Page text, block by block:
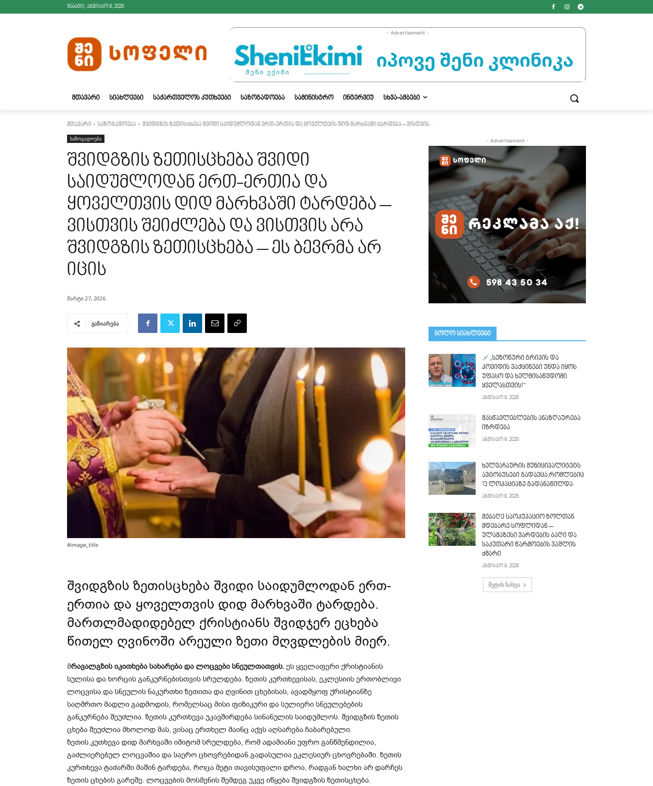
შაბათი, აგვისტო 8, 2026
- Advertisement -
ᲛᲗᲐᲕᲐᲠᲘ ᲡᲘᲐᲮᲚᲔᲔᲑᲘ ᲡᲐᲥᲐᲠᲗᲕᲔᲚᲝᲡ ᲙᲣᲗᲮᲔᲔᲑᲘ ᲡᲐᲖᲝᲒᲐᲓᲝᲔᲑᲐ ᲡᲐᲛᲘᲜᲘᲡᲢᲠᲝ ᲘᲜᲢᲔᲠᲕᲘᲣ ᲡᲮᲕᲐ-ᲐᲛᲑᲔᲑᲘ
მთავარი საზოგადოება შვიდგზის ზეთისცხება შვიდი საიდუმლოდან ერთ-ერთია და ყოველთვის დიდ მარხვაში ტარდება – ვისთვის...
საზოგადოება
შვიდგზის ზეთისცხება შვიდი
საიდუმლოდან ერთ-ერთია და
ყოველთვის დიდ მარხვაში ტარდება –
ვისთვის შეიძლება და ვისთვის არა
შვიდგზის ზეთისცხება – ეს ბევრმა არ
იცის
მარტი 27, 2026
გაზიარება
#image_title
შვიდგზის ზეთისცხება შვიდი საიდუმლოდან ერთ-
ერთია და ყოველთვის დიდ მარხვაში ტარდება.
მართლმადიდებელ ქრისტიანს შვიდჯერ ეცხება
წითელ ღვინოში არეული ზეთი მღვდლების მიერ.
მრავალგზის იკითხება სახარება და ლოცვები სნეულთათვის. ეს ყველაფერი ქრისტიანის
სულისა და ხორცის განკურნებისთვის სრულდება. ზეთის კურთხევისას, ეკლესიის ერთობლივი
ლოცვისა და სნეულის ნაკურთხი ზეთითა და ღვინით ცხებისას, ავადმყოფ ქრისტიანზე
საღმრთო მადლი გადმოდის, რომელსაც მისი ფიზიკური და სულიერი სნეულებების
განკურნება შეუძლია. ზეთის კურთხევა უკავშირდება სინანულის საიდუმლოს. შვიდგზის ზეთის
ცხება შეუძლია მხოლოდ მას, ვისაც ერთხელ მაინც აქვს აღსარება ჩაბარებული.
ზეთის კუთხევა დიდ მარხვაში იმიტომ სრულდება, რომ ადამიანი უფრო განწმენდილია,
გაძლიერებულ ლოცვაშია და საერო ცხოვრებიდან გადასულია ეკლესიურ ცხოვრებაში. ზეთის
კურთხევა ტაძარში მაშინ ტარდება, როცა მეტი თავისუფალი დროა, რადგან ხალხი არ დარჩეს
ზეთის ცხების გარეშე. ლოცვების მოსმენის შემდეგ უკვე იწყება შვიდგზის ზეთისცხება.
- Advertisement -
ᲑᲝᲚᲝ ᲡᲘᲐᲮᲚᲔᲔᲑᲘ
„სეზონური გრიპის და
კოვიდის ვაქცინები უნდა იყოს
უფასო და ხელმისაწვდომი
ყველასთვის!“
აგვისტო 8, 2026
მასწავლებლების ანაზღაურება
იზრდება
აგვისტო 8, 2026
ხელვაჩაურის მუნიციპალიტეტს
ავტობუსები გადაეცა,რომლებიც
13 ლოკაციაზე გადანაწილდა
აგვისტო 8, 2026
მებაღე საოკუპაციო ზოლთან
მდებარე სოფლიდან –
ულამაზესი ვარდების ბაღი და
საკუთარი წარმოების ვაშლის
ძმარი
აგვისტო 8, 2026
მეტის ნახვა